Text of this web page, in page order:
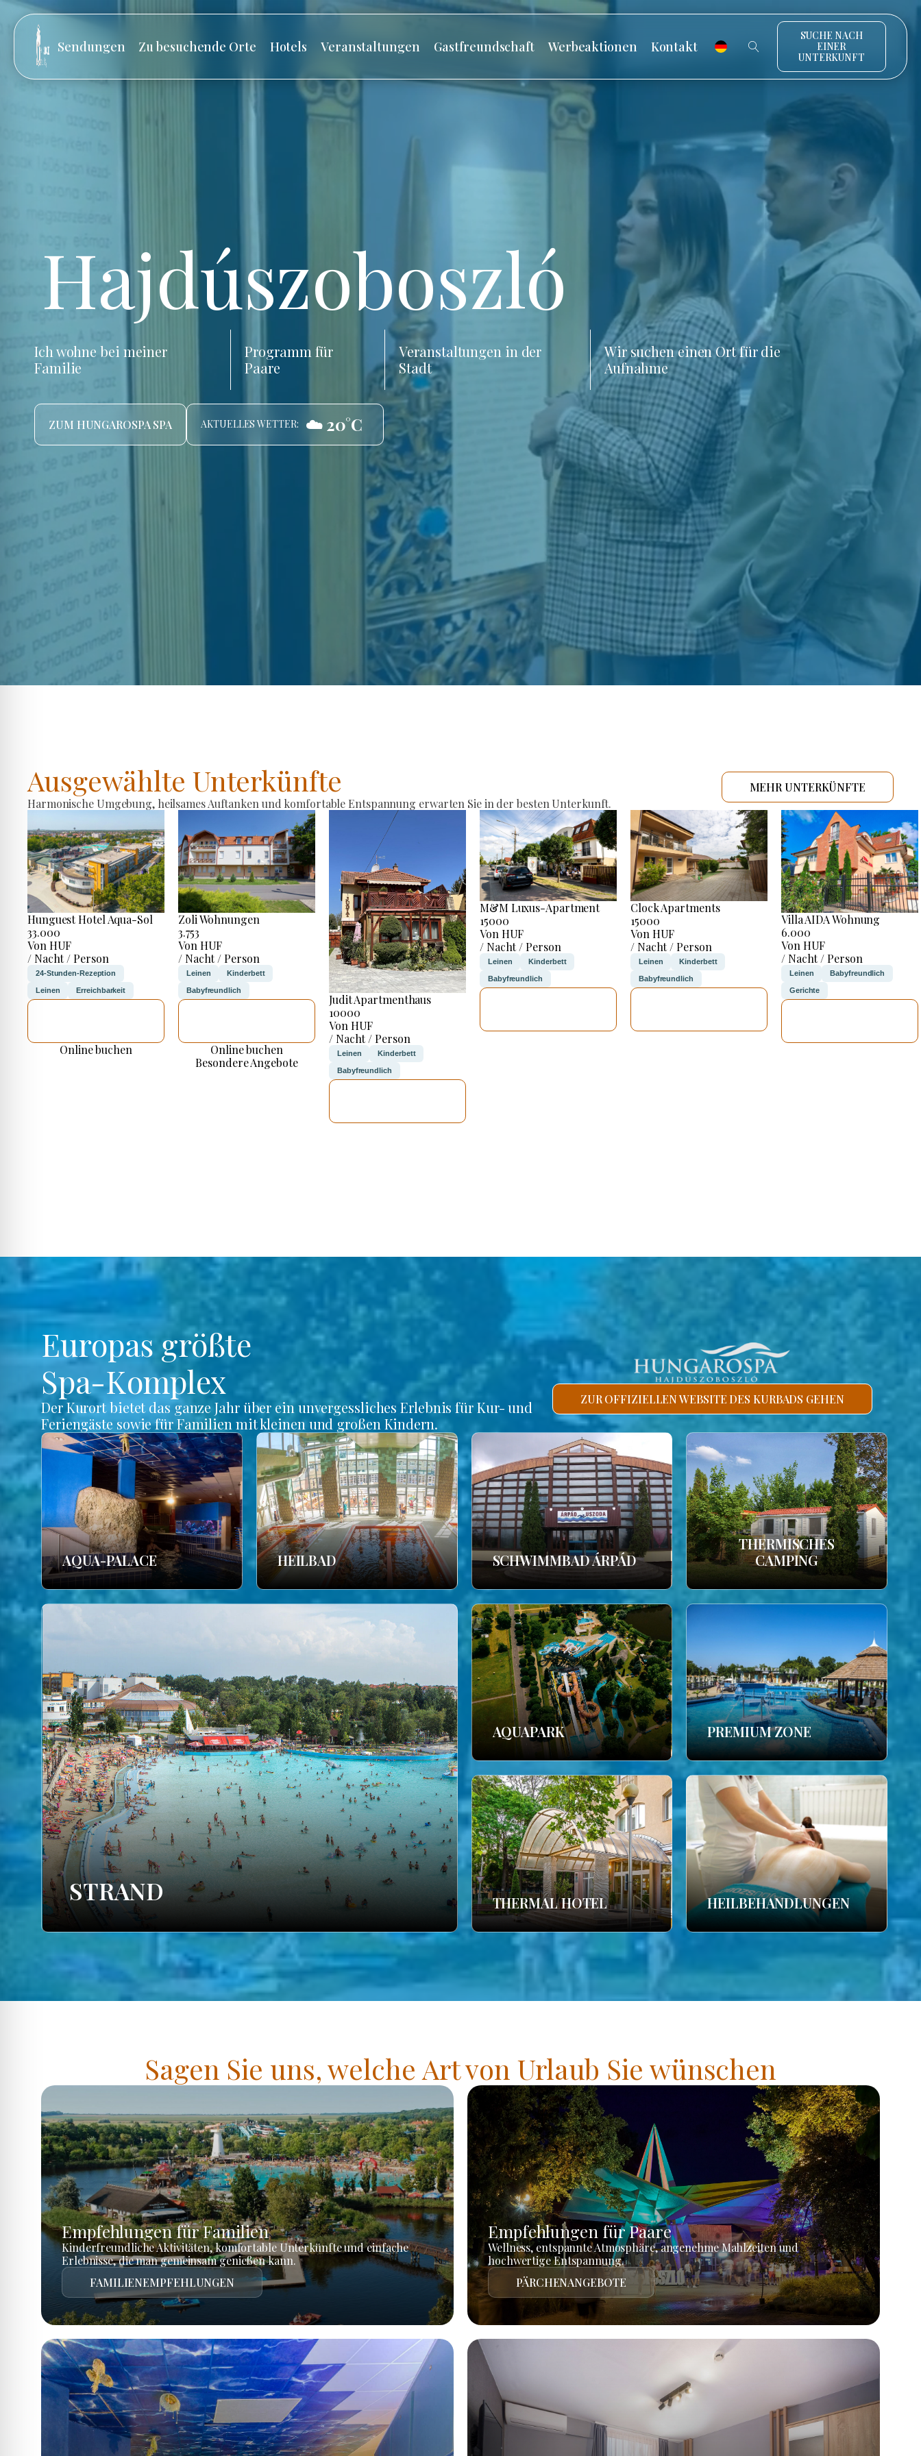
Sendungen Zu besuchende Orte Hotels Veranstaltungen Gastfreundschaft Werbeaktionen Kontakt
SUCHE NACH
EINER
UNTERKUNFT
Hajdúszoboszló
Ich wohne bei meiner
Familie
Programm für
Paare
Veranstaltungen in der
Stadt
Wir suchen einen Ort für die
Aufnahme
ZUM HUNGAROSPA SPA AKTUELLES WETTER: ☁️ 20°C
Ausgewählte Unterkünfte
Harmonische Umgebung, heilsames Auftanken und komfortable Entspannung erwarten Sie in der besten Unterkunft.
MEHR UNTERKÜNFTE
Hunguest Hotel Aqua-Sol
33.000
Von HUF
/ Nacht / Person
24-Stunden-Rezeption
Leinen Erreichbarkeit
Online buchen
Zoli Wohnungen
3.753
Von HUF
/ Nacht / Person
Leinen Kinderbett
Babyfreundlich
Online buchen
Besondere Angebote
Judit Apartmenthaus
10000
Von HUF
/ Nacht / Person
Leinen Kinderbett
Babyfreundlich
M&M Luxus-Apartment
15000
Von HUF
/ Nacht / Person
Leinen Kinderbett
Babyfreundlich
Clock Apartments
15000
Von HUF
/ Nacht / Person
Leinen Kinderbett
Babyfreundlich
Villa AIDA Wohnung
6.000
Von HUF
/ Nacht / Person
Leinen Babyfreundlich
Gerichte
Europas größte
Spa-Komplex
Der Kurort bietet das ganze Jahr über ein unvergessliches Erlebnis für Kur- und
Feriengäste sowie für Familien mit kleinen und großen Kindern.
ZUR OFFIZIELLEN WEBSITE DES KURBADS GEHEN
AQUA-PALACE HEILBAD SCHWIMMBAD ÁRPÁD
THERMISCHES
CAMPING
STRAND
AQUAPARK PREMIUM ZONE
THERMAL HOTEL HEILBEHANDLUNGEN
Sagen Sie uns, welche Art von Urlaub Sie wünschen
Empfehlungen für Familien
Kinderfreundliche Aktivitäten, komfortable Unterkünfte und einfache
Erlebnisse, die man gemeinsam genießen kann.
FAMILIENEMPFEHLUNGEN
Empfehlungen für Paare
Wellness, entspannte Atmosphäre, angenehme Mahlzeiten und
hochwertige Entspannung.
PÄRCHENANGEBOTE